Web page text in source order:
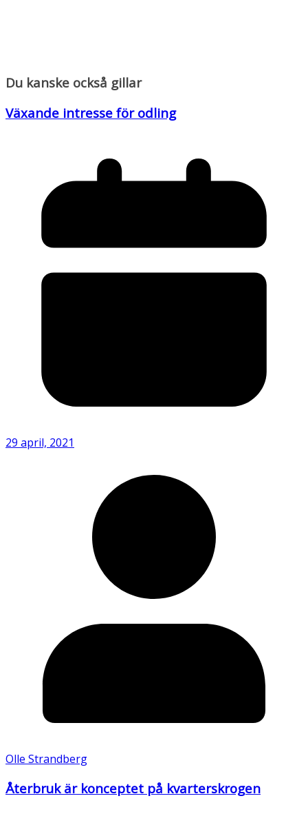
Du kanske också gillar
Växande intresse för odling
29 april, 2021
Olle Strandberg
Återbruk är konceptet på kvarterskrogen